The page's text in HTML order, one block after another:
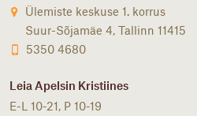
Ülemiste keskuse 1. korrus
Suur-Sõjamäe 4, Tallinn 11415
5350 4680
Leia Apelsin Kristiines
E-L 10-21, P 10-19